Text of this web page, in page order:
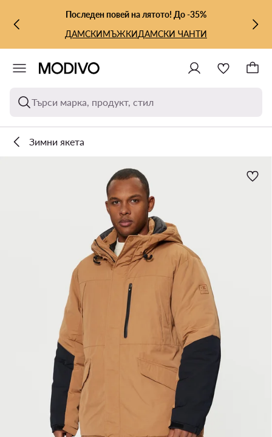
КЪМ ОСНОВНОТО СЪДЪРЖАНИЕ
КЪМ ТЪРСЕНЕПоследен повей на лятото! До -35%
ДАМСКИМЪЖКИДАМСКИ ЧАНТИ
Търси марка, продукт, стил
Зимни якета